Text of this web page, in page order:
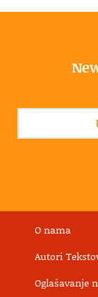
O nama
Autori
Oglašavanje